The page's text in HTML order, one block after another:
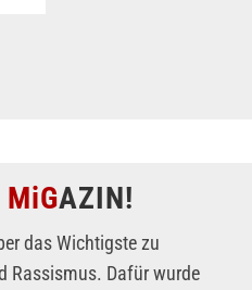
MiGAZIN!
das Wichtigste zu
Rassismus. Dafür wurde